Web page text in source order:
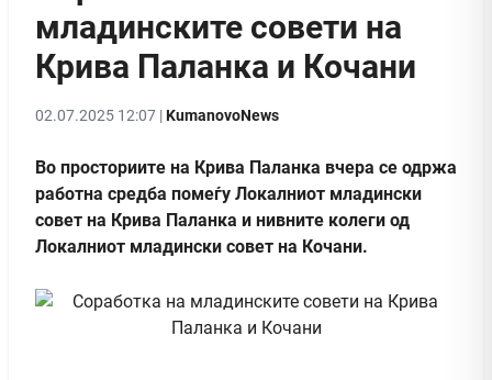
младинските совети на
Крива Паланка и Кочани
02.07.2025 12:07 |KumanovoNews
Во просториите на Крива Паланка вчера се одржа
работна средба помеѓу Локалниот младински
совет на Крива Паланка и нивните колеги од
Локалниот младински совет на Кочани.